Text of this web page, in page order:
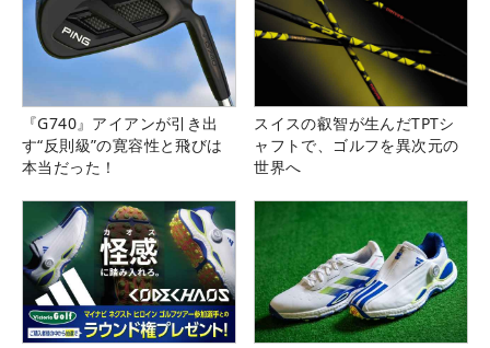
『G740』アイアンが引き出
す“反則級”の寛容性と飛びは
本当だった！
スイスの叡智が生んだTPTシ
ャフトで、ゴルフを異次元の
世界へ